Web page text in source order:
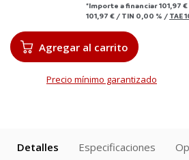
*Importe a financiar101,97 €
101,97 € / TIN 0,00 % / TAE
Agregar al carrito
Precio mínimo garantizado
Detalles Especificaciones